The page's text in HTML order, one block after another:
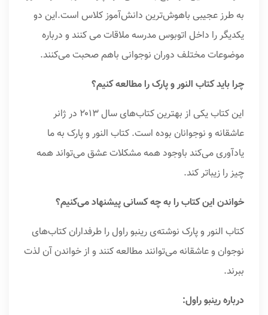
به طرز عجیبی باهوش‌ترین دانش‌آموز کلاس است.این دو
یکدیگر را داخل اتوبوس مدرسه ملاقات می کنند و درباره
موضوعات مختلف دوران نوجوانی باهم صحبت می‌کنند.
چرا باید کتاب النور و پارک را مطالعه کنیم؟
این کتاب یکی از بهترین کتاب‌های سال ۲۰۱۳ در ژانر
عاشقانه و نوجوانان بوده است. کتاب النور و پارک به ما
یادآوری می‌کند باوجود همه مشکلات عشق می‌تواند همه
چیز را زیباتر کند.
خواندن این کتاب را به چه کسانی پیشنهاد می‌کنیم؟
کتاب النور و پارک نوشته‌ی رینبو راول را طرفداران کتاب‌های
نوجوان و عاشقانه می‌توانند مطالعه کنند و از خواندن آن لذت
ببرند.
درباره رینبو راول: